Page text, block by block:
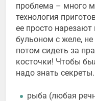
проблема – много
технология
ее просто
бульоном с желе,
потом сидеть за
косточки! Чтобы
надо знать секреты.
рыба (любая